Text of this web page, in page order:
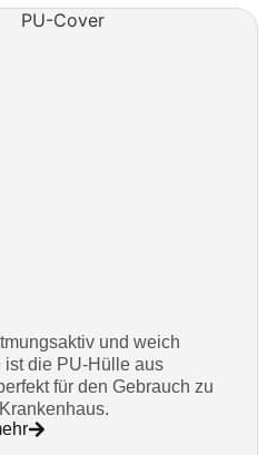
und weich
ist die PU-Hülle aus
für den Gebrauch zu